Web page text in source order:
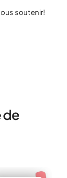
soutenir!
de